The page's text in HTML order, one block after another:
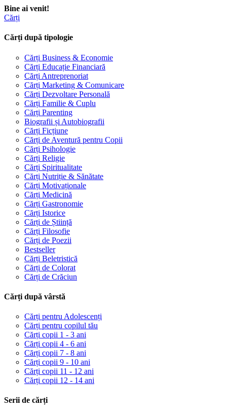
Bine ai venit!
Cărți
Cărți după tipologie
Cărți Business & Economie
Cărți Educație Financiară
Cărți Antreprenoriat
Cărți Marketing & Comunicare
Cărți Dezvoltare Personală
Cărți Familie & Cuplu
Cărți Parenting
Biografii și Autobiografii
Cărți Ficțiune
Cărți de Aventură pentru Copii
Cărți Psihologie
Cărți Religie
Cărți Spiritualitate
Cărți Nutriție & Sănătate
Cărți Motivaționale
Cărți Medicină
Cărți Gastronomie
Cărți Istorice
Cărți de Știință
Cărți Filosofie
Cărți de Poezii
Bestseller
Cărți Beletristică
Cărți de Colorat
Cărți de Crăciun
Cărți după vârstă
Cărți pentru Adolescenți
Cărți pentru copilul tău
Cărți copii 1 - 3 ani
Cărți copii 4 - 6 ani
Cărți copii 7 - 8 ani
Cărți copii 9 - 10 ani
Cărți copii 11 - 12 ani
Cărți copii 12 - 14 ani
Serii de cărți